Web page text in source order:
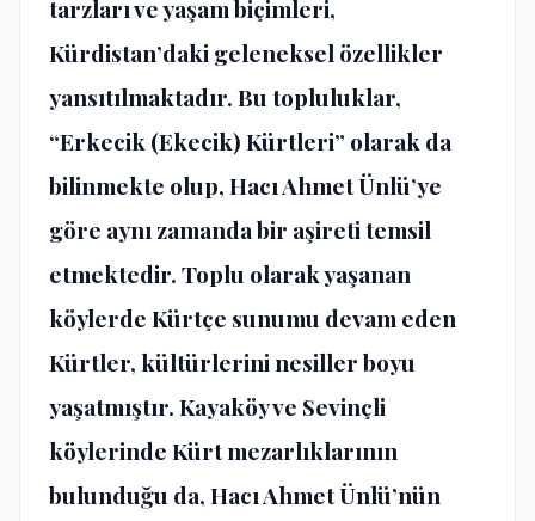
tarzları ve yaşam biçimleri,
Kürdistan’daki geleneksel özellikler
yansıtılmaktadır. Bu topluluklar,
“Erkecik (Ekecik) Kürtleri” olarak da
bilinmekte olup, Hacı Ahmet Ünlü’ye
göre aynı zamanda bir aşireti temsil
etmektedir. Toplu olarak yaşanan
köylerde Kürtçe sunumu devam eden
Kürtler, kültürlerini nesiller boyu
yaşatmıştır. Kayaköy ve Sevinçli
köylerinde Kürt mezarlıklarının
bulunduğu da, Hacı Ahmet Ünlü’nün